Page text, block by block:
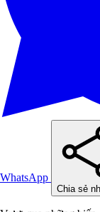
WhatsApp
Chia sẻ